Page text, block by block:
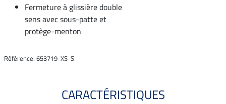
Fermeture à glissière double
sens avec sous-patte et
protège-menton
Référence: 653719-XS-S
CARACTÉRISTIQUES